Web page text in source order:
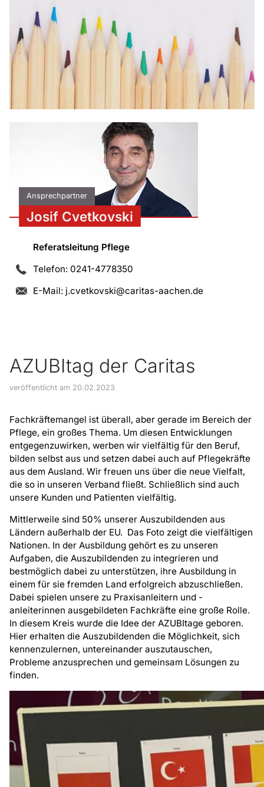
AZUBItag der Caritas
veröffentlicht am 20.02.2023
Fachkräftemangel ist überall, aber gerade im Bereich der
Pflege, ein großes Thema. Um diesen Entwicklungen
entgegenzuwirken, werben wir vielfältig für den Beruf,
bilden selbst aus und setzen dabei auch auf Pflegekräfte
aus dem Ausland. Wir freuen uns über die neue Vielfalt,
die so in unseren Verband fließt. Schließlich sind auch
unsere Kunden und Patienten vielfältig.
Mittlerweile sind 50% unserer Auszubildenden aus
Ländern außerhalb der EU. Das Foto zeigt die vielfältigen
Nationen. In der Ausbildung gehört es zu unseren
Aufgaben, die Auszubildenden zu integrieren und
bestmöglich dabei zu unterstützen, ihre Ausbildung in
einem für sie fremden Land erfolgreich abzuschließen.
Dabei spielen unsere zu Praxisanleitern und -
anleiterinnen ausgebildeten Fachkräfte eine große Rolle.
In diesem Kreis wurde die Idee der AZUBItage geboren.
Hier erhalten die Auszubildenden die Möglichkeit, sich
kennenzulernen, untereinander auszutauschen,
Probleme anzusprechen und gemeinsam Lösungen zu
finden.
Ansprechpartner
Josif Cvetkovski
Referatsleitung Pflege
Telefon: 0241-4778350
E-Mail: j.cvetkovski@caritas-aachen.de